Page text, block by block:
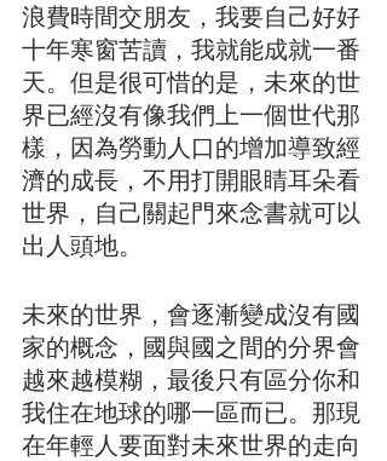
浪費時間交朋友，我要自己好好
十年寒窗苦讀，我就能成就一番
天。但是很可惜的是，未來的世
界已經沒有像我們上一個世代那
樣，因為勞動人口的增加導致經
濟的成長，不用打開眼睛耳朵看
世界，自己關起門來念書就可以
出人頭地。
未來的世界，會逐漸變成沒有國
家的概念，國與國之間的分界會
越來越模糊，最後只有區分你和
我住在地球的哪一區而已。那現
在年輕人要面對未來世界的走向